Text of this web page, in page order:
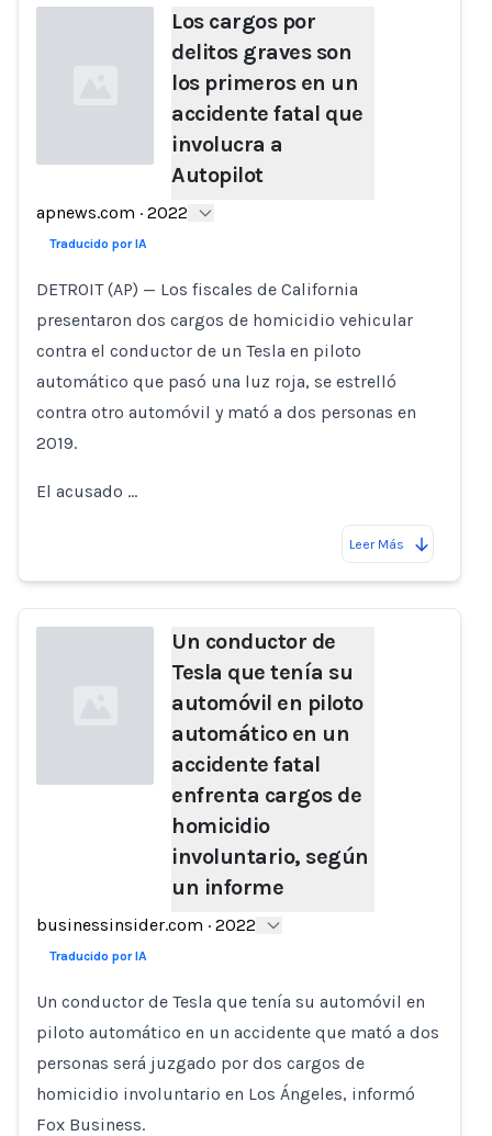
Loading...
Los cargos por
delitos graves son
los primeros en un
accidente fatal que
involucra a
Autopilot
apnews.com · 2022
Traducido por IA
DETROIT (AP) — Los fiscales de California
presentaron dos cargos de homicidio vehicular
contra el conductor de un Tesla en piloto
automático que pasó una luz roja, se estrelló
contra otro automóvil y mató a dos personas en
2019.
El acusado …
Leer Más
Un conductor de
Tesla que tenía su
automóvil en piloto
automático en un
accidente fatal
enfrenta cargos de
homicidio
involuntario, según
un informe
businessinsider.com · 2022
Traducido por IA
Un conductor de Tesla que tenía su automóvil en
piloto automático en un accidente que mató a dos
personas será juzgado por dos cargos de
homicidio involuntario en Los Ángeles, informó
Fox Business.